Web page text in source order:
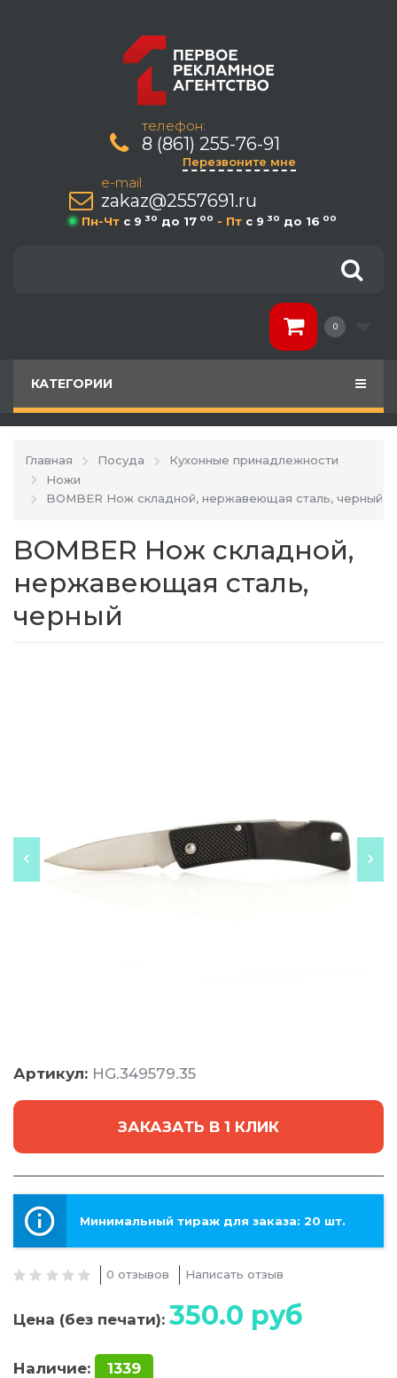
телефон:
8 (861) 255-76-91
Перезвоните мне
e-mail
zakaz@2557691.ru
Пн-Чт c 9 30 до 17 00 - Пт c 9 30 до 16 00
0
КАТЕГОРИИ
Главная Посуда
Кухонные принадлежности
Ножи
BOMBER Нож складной, нержавеющая сталь, черный
BOMBER Нож складной,
нержавеющая сталь,
черный
Артикул: HG.349579.35
ЗАКАЗАТЬ В 1 КЛИК
Минимальный тираж для заказа: 20 шт.
0 отзывов Написать отзыв
Цена (без печати): 350.0 руб
Наличие: 1339